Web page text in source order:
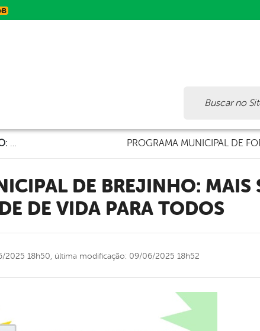
NOVO HOSPITAL MUNICIPAL DE BREJINHO: MAIS SAÚDE E QUALIDADE DE VIDA PARA TODOS PROGRAMA MUNICIPAL DE
DE VIDA PARA TODOS
2025 18h50, última modificação: 09/06/2025 18h52